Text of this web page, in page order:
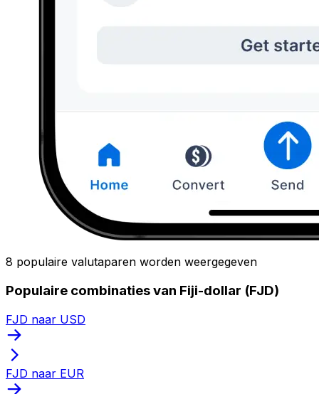
8 populaire valutaparen worden weergegeven
Populaire combinaties van Fiji-dollar (FJD)
FJD naar USD
FJD naar EUR